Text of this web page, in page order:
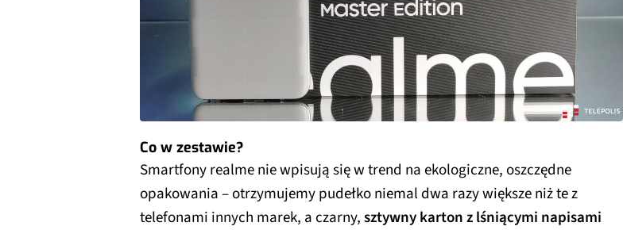
Co w zestawie?
Smartfony realme nie wpisują się w trend na ekologiczne, oszczędne
opakowania – otrzymujemy pudełko niemal dwa razy większe niż te z
telefonami innych marek, a czarny,sztywny karton z lśniącymi napisami